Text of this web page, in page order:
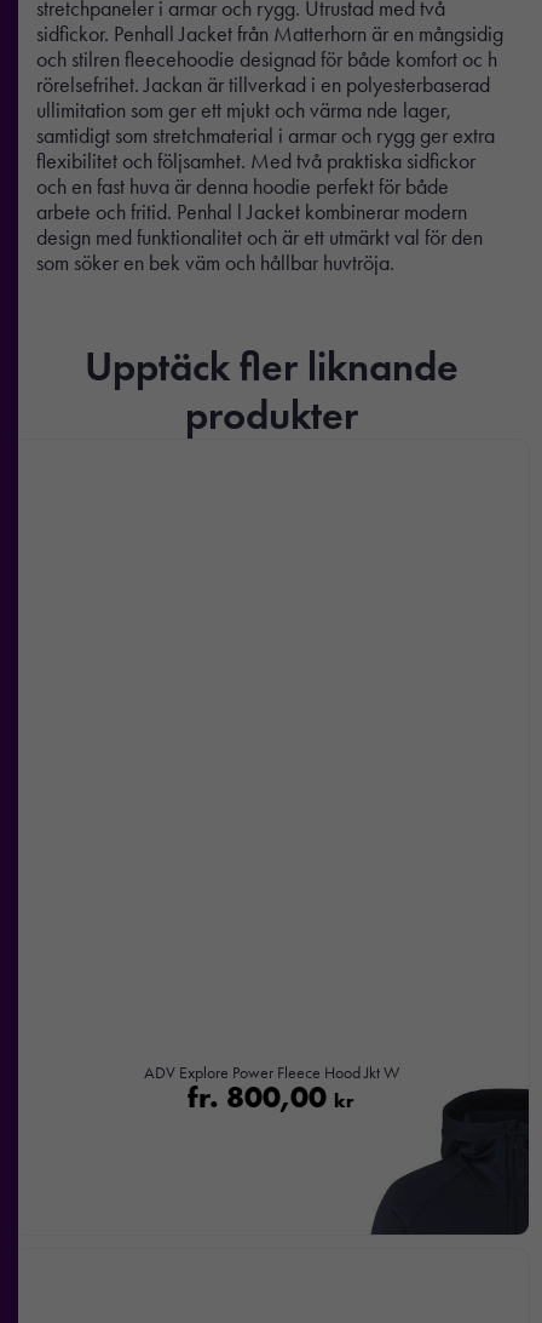
stretchpaneler i armar och rygg. Utrustad med två
sidfickor. Penhall Jacket från Matterhorn är en mångsidig
och stilren fleecehoodie designad för både komfort oc h
rörelsefrihet. Jackan är tillverkad i en polyesterbaserad
ullimitation som ger ett mjukt och värma nde lager,
samtidigt som stretchmaterial i armar och rygg ger extra
flexibilitet och följsamhet. Med två praktiska sidfickor
och en fast huva är denna hoodie perfekt för både
arbete och fritid. Penhal l Jacket kombinerar modern
design med funktionalitet och är ett utmärkt val för den
som söker en bek väm och hållbar huvtröja.
Upptäck fler liknande
produkter
ADV Explore Power Fleece Hood Jkt W
fr. 800,00 kr